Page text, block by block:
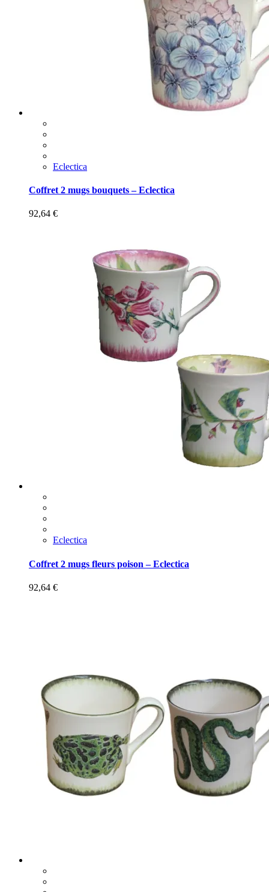
Eclectica
Coffret 2 mugs bouquets – Eclectica
92,64 €
Eclectica
Coffret 2 mugs fleurs poison – Eclectica
92,64 €